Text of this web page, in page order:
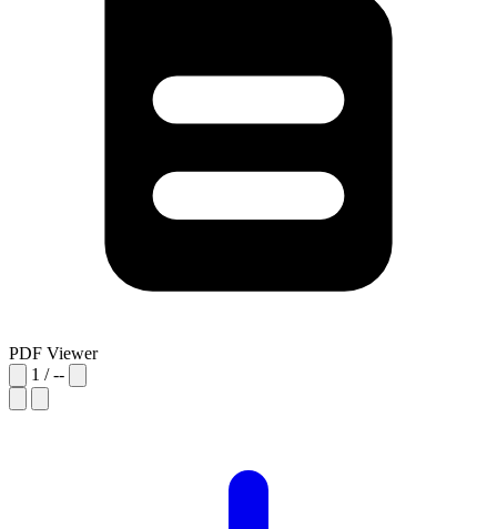
PDF Viewer
1 /--